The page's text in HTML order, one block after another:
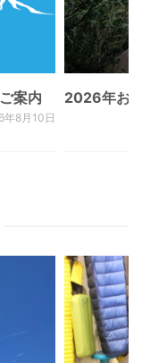
案内
年8月10日
2026年お